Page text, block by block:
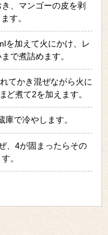
、マンゴーの皮を剥
す。
を加えて火にかけ、レ
で煮詰めます。
てかき混ぜながら火に
ど煮て2を加えます。
で冷やします。
、4が固まったらその
。